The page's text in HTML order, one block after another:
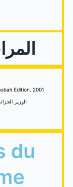
Edition. 2001
الوزير
du